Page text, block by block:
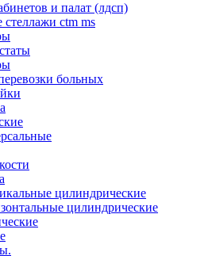
и палат (лдсп)
ctm ms
больных
цилиндрические
цилиндрические